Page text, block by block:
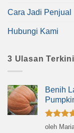
Cara Jadi Penjual
Hubungi Kami
3 Ulasan Terkini
Benih
Dinilai5
oleh